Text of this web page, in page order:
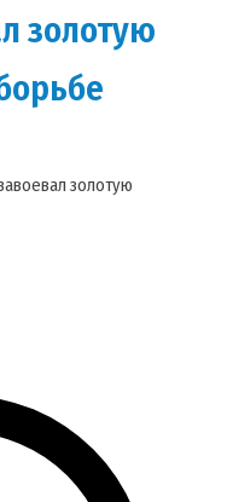
золотую
золотую